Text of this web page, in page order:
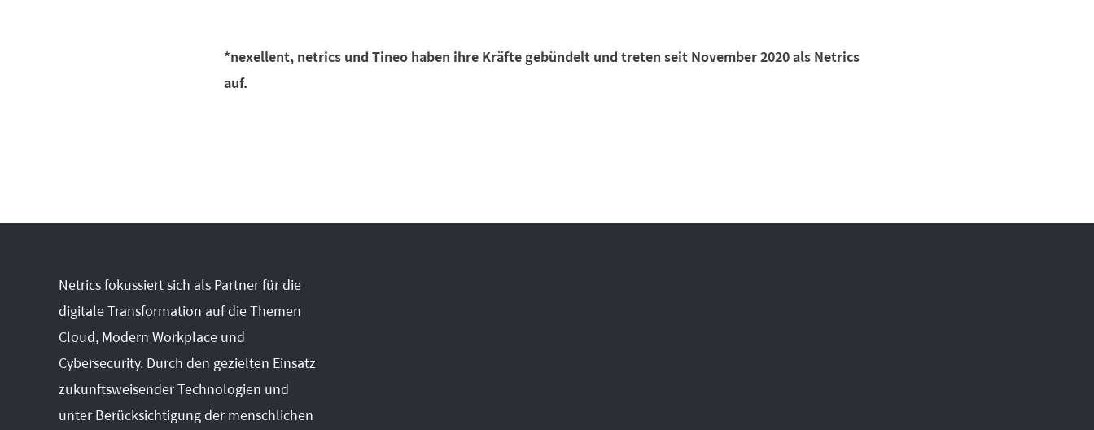
*nexellent, netrics und Tineo haben ihre Kräfte gebündelt und treten seit November 2020 als Netrics
auf.
Netrics fokussiert sich als Partner für die
digitale Transformation auf die Themen
Cloud, Modern Workplace und
Cybersecurity. Durch den gezielten Einsatz
zukunftsweisender Technologien und
unter Berücksichtigung der menschlichen